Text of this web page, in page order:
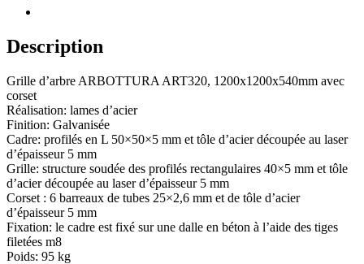
Description
Grille d’arbre ARBOTTURA ART320, 1200x1200x540mm avec
corset
Réalisation: lames d’acier
Finition: Galvanisée
Cadre: profilés en L 50×50×5 mm et tôle d’acier découpée au laser
d’épaisseur 5 mm
Grille: structure soudée des profilés rectangulaires 40×5 mm et tôle
d’acier découpée au laser d’épaisseur 5 mm
Corset : 6 barreaux de tubes 25×2,6 mm et de tôle d’acier
d’épaisseur 5 mm
Fixation: le cadre est fixé sur une dalle en béton à l’aide des tiges
filetées m8
Poids: 95 kg